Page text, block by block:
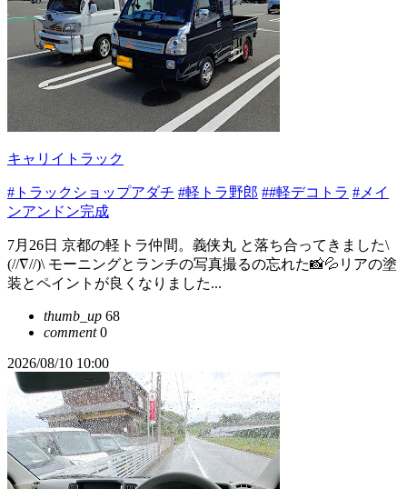
キャリイトラック
#トラックショップアダチ #軽トラ野郎 ##軽デコトラ #メイ
ンアンドン完成
7月26日 京都の軽トラ仲間。義侠丸 と落ち合ってきました\
(//∇//)\ モーニングとランチの写真撮るの忘れた📸💦リアの塗
装とペイントが良くなりました...
thumb_up 68
comment0
2026/08/10 10:00